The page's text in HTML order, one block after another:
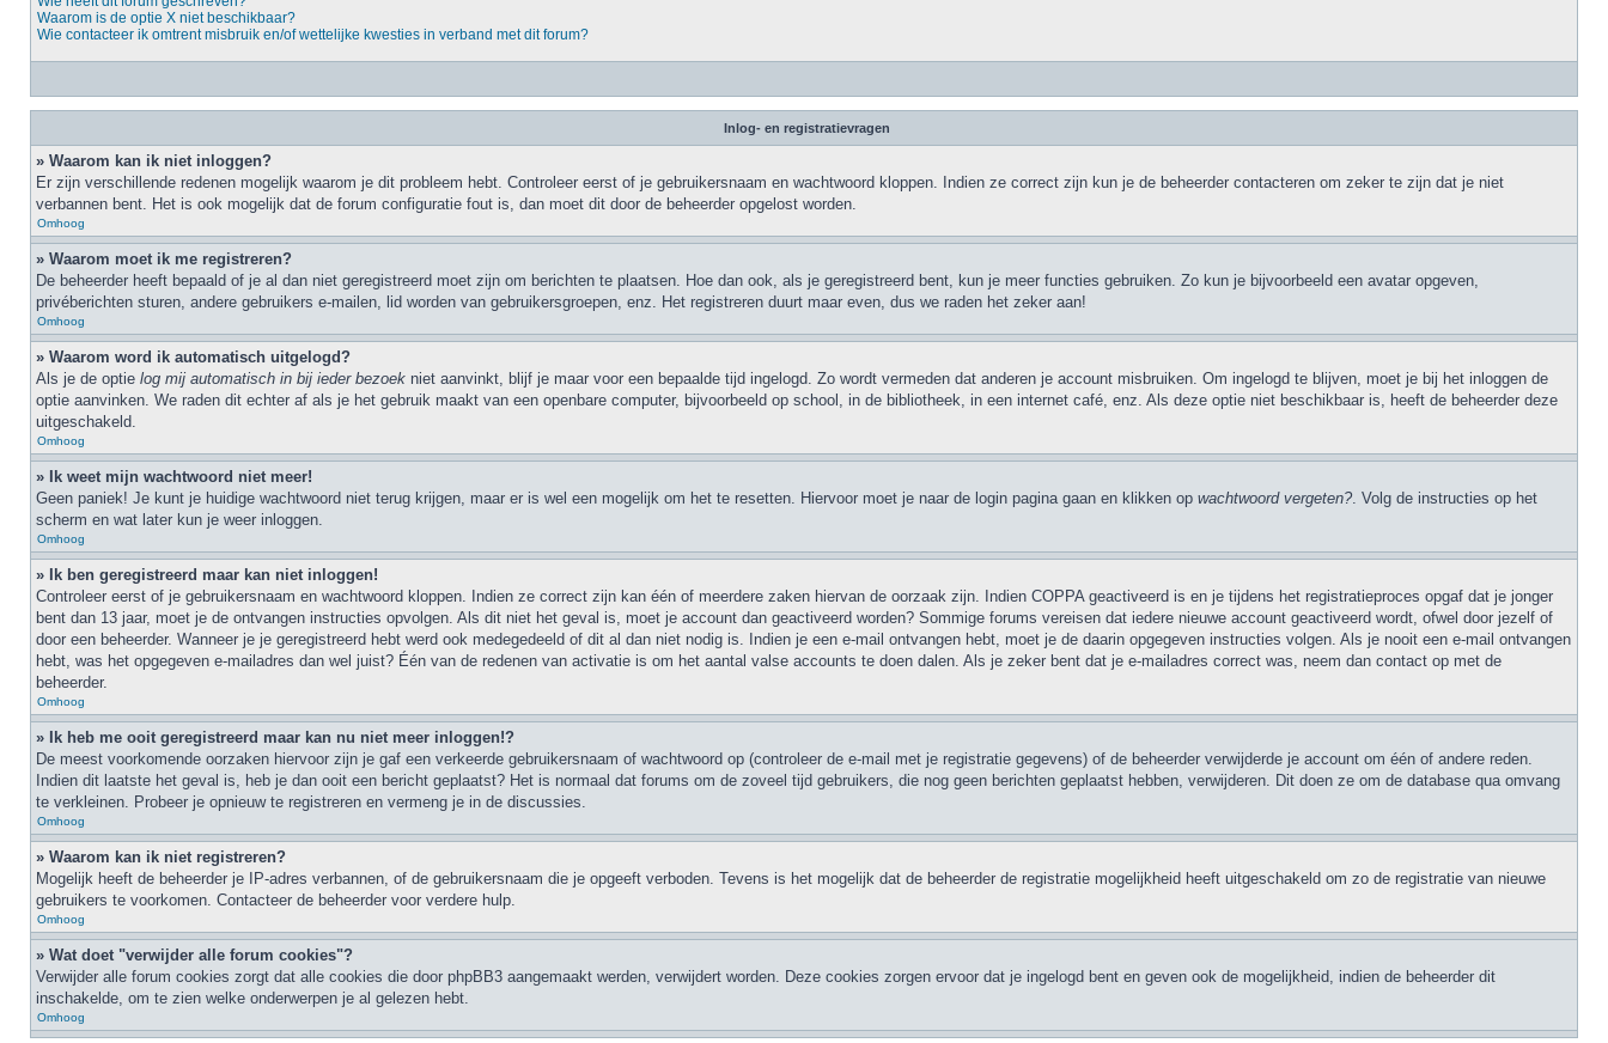
Waarom is de optie X niet beschikbaar?
Wie contacteer ik omtrent misbruik en/of wettelijke kwesties in verband met dit forum?
Inlog- en registratievragen
» Waarom kan ik niet inloggen?
Er zijn verschillende redenen mogelijk waarom je dit probleem hebt. Controleer eerst of je gebruikersnaam en wachtwoord kloppen. Indien ze correct zijn kun je de beheerder contacteren om zeker te zijn dat je niet
verbannen bent. Het is ook mogelijk dat de forum configuratie fout is, dan moet dit door de beheerder opgelost worden.
Omhoog
» Waarom moet ik me registreren?
De beheerder heeft bepaald of je al dan niet geregistreerd moet zijn om berichten te plaatsen. Hoe dan ook, als je geregistreerd bent, kun je meer functies gebruiken. Zo kun je bijvoorbeeld een avatar opgeven,
privéberichten sturen, andere gebruikers e-mailen, lid worden van gebruikersgroepen, enz. Het registreren duurt maar even, dus we raden het zeker aan!
Omhoog
» Waarom word ik automatisch uitgelogd?
Als je de optie log mij automatisch in bij ieder bezoek niet aanvinkt, blijf je maar voor een bepaalde tijd ingelogd. Zo wordt vermeden dat anderen je account misbruiken. Om ingelogd te blijven, moet je bij het inloggen de
optie aanvinken. We raden dit echter af als je het gebruik maakt van een openbare computer, bijvoorbeeld op school, in de bibliotheek, in een internet café, enz. Als deze optie niet beschikbaar is, heeft de beheerder deze
uitgeschakeld.
Omhoog
» Ik weet mijn wachtwoord niet meer!
Geen paniek! Je kunt je huidige wachtwoord niet terug krijgen, maar er is wel een mogelijk om het te resetten. Hiervoor moet je naar de login pagina gaan en klikken op wachtwoord vergeten?. Volg de instructies op het
scherm en wat later kun je weer inloggen.
Omhoog
» Ik ben geregistreerd maar kan niet inloggen!
Controleer eerst of je gebruikersnaam en wachtwoord kloppen. Indien ze correct zijn kan één of meerdere zaken hiervan de oorzaak zijn. Indien COPPA geactiveerd is en je tijdens het registratieproces opgaf dat je jonger
bent dan 13 jaar, moet je de ontvangen instructies opvolgen. Als dit niet het geval is, moet je account dan geactiveerd worden? Sommige forums vereisen dat iedere nieuwe account geactiveerd wordt, ofwel door jezelf of
door een beheerder. Wanneer je je geregistreerd hebt werd ook medegedeeld of dit al dan niet nodig is. Indien je een e-mail ontvangen hebt, moet je de daarin opgegeven instructies volgen. Als je nooit een e-mail ontvangen
hebt, was het opgegeven e-mailadres dan wel juist? Één van de redenen van activatie is om het aantal valse accounts te doen dalen. Als je zeker bent dat je e-mailadres correct was, neem dan contact op met de
beheerder.
Omhoog
» Ik heb me ooit geregistreerd maar kan nu niet meer inloggen!?
De meest voorkomende oorzaken hiervoor zijn je gaf een verkeerde gebruikersnaam of wachtwoord op (controleer de e-mail met je registratie gegevens) of de beheerder verwijderde je account om één of andere reden.
Indien dit laatste het geval is, heb je dan ooit een bericht geplaatst? Het is normaal dat forums om de zoveel tijd gebruikers, die nog geen berichten geplaatst hebben, verwijderen. Dit doen ze om de database qua omvang
te verkleinen. Probeer je opnieuw te registreren en vermeng je in de discussies.
Omhoog
» Waarom kan ik niet registreren?
Mogelijk heeft de beheerder je IP-adres verbannen, of de gebruikersnaam die je opgeeft verboden. Tevens is het mogelijk dat de beheerder de registratie mogelijkheid heeft uitgeschakeld om zo de registratie van nieuwe
gebruikers te voorkomen. Contacteer de beheerder voor verdere hulp.
Omhoog
» Wat doet "verwijder alle forum cookies"?
Verwijder alle forum cookies zorgt dat alle cookies die door phpBB3 aangemaakt werden, verwijdert worden. Deze cookies zorgen ervoor dat je ingelogd bent en geven ook de mogelijkheid, indien de beheerder dit
inschakelde, om te zien welke onderwerpen je al gelezen hebt.
Omhoog